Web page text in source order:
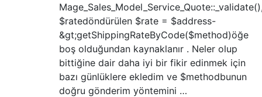
$ratedöndürülen $rate = $address-
&gt;getShippingRateByCode($method)öğe
boş olduğundan kaynaklanır . Neler olup
bittiğine dair daha iyi bir fikir edinmek için
bazı günlüklere ekledim ve $methodbunun
doğru gönderim yöntemini …